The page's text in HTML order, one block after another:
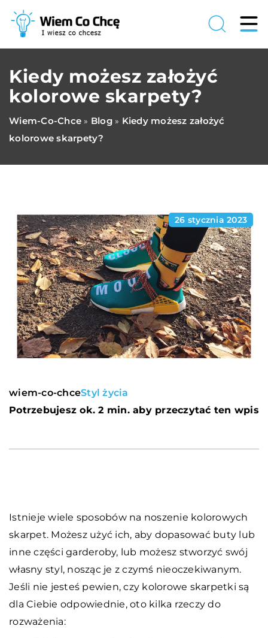
Kiedy możesz założyć
kolorowe skarpety?
Wiem-Co-Chce » Blog» Kiedy możesz założyć
kolorowe skarpety?
26 stycznia 2023
wiem-co-chceStyl życia
Potrzebujesz ok. 2 min. aby przeczytać ten wpis
Istnieje wiele sposobów na noszenie kolorowych
skarpet. Możesz użyć ich, aby dopasować buty lub
inne części garderoby, lub możesz stworzyć swój
własny styl, nosząc je z czymś nieoczekiwanym.
Jeśli nie jesteś pewien, czy kolorowe skarpetki są
dla Ciebie odpowiednie, oto kilka rzeczy do
rozważenia: